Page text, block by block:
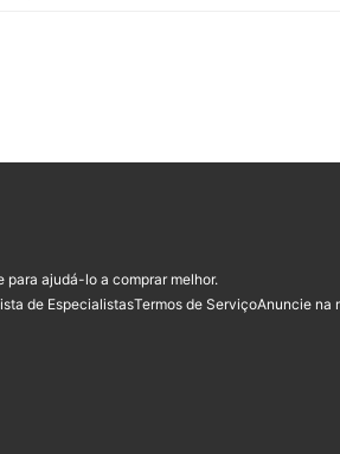
para ajudá-lo a comprar melhor.
de EspecialistasTermos de ServiçoAnuncie na